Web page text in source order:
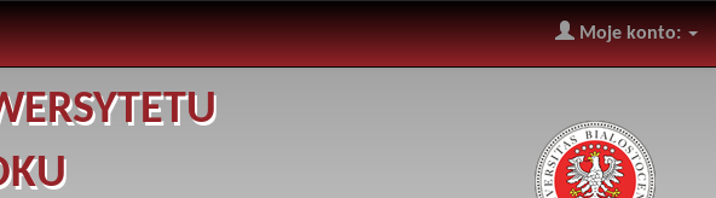
Moje konto: